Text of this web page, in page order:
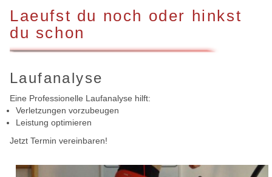
Laeufst du noch oder hinkst
du schon
Laufanalyse
Eine Professionelle Laufanalyse hilft:
Verletzungen vorzubeugen
Leistung optimieren
Jetzt Termin vereinbaren!